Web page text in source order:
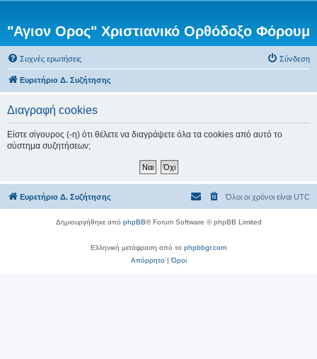
"Αγιον Ορος" Χριστιανικό Ορθόδοξο Φόρουμ
Συχνές ερωτήσεις Σύνδεση
Ευρετήριο Δ. Συζήτησης
Διαγραφή cookies
Είστε σίγουρος (-η) ότι θέλετε να διαγράψετε όλα τα cookies από αυτό το
σύστημα συζητήσεων;
Ευρετήριο Δ. Συζήτησης Όλοι οι χρόνοι είναι UTC
Δημιουργήθηκε από phpBB® Forum Software © phpBB Limited
Ελληνική μετάφραση από το phpbbgr.com
Απόρρητο|Όροι